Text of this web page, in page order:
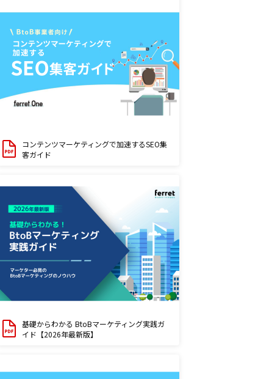
コンテンツマーケティングで加速するSEO集
客ガイド
基礎からわかる BtoBマーケティング実践ガ
イド【2026年最新版】